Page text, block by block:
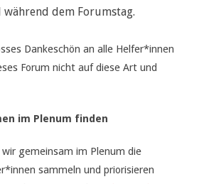
dem Forumstag.
Dankeschön an alle Helfer*innen
Forum nicht auf diese Art und
im Plenum finden
gemeinsam im Plenum die
sammeln und priorisieren